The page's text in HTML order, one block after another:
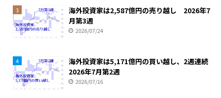
3
海外投資家は2,587億円の売り越し 2026年7
月第3週
2026/07/24
4
海外投資家は5,171億円の買い越し、2週連続
2026年7月第2週
2026/07/16